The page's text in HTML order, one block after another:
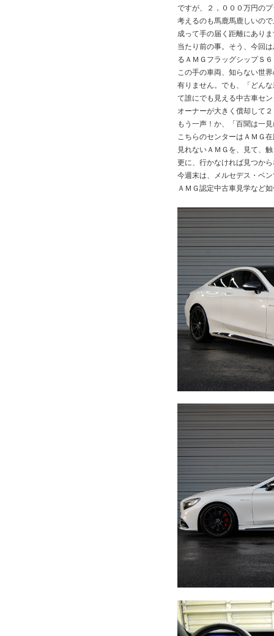
ですが、２，０００万円の
考えるのも馬鹿馬鹿しいの
成って手の届く距離にあり
当たり前の事。そう、今回
るＡＭＧフラッグシップＳ
この手の車両、知らない世
有りません。でも、「どん
て誰にでも見える中古車セ
オーナーが大きく償却して
もう一声！か、「百聞は一
こちらのセンターはＡＭＧ
見れないＡＭＧを、見て、
更に、行かなければ見つか
今週末は、メルセデス・ベ
ＡＭＧ認定中古車見学など